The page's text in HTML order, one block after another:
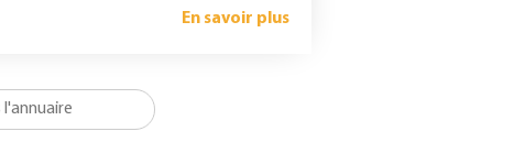
En savoir plus